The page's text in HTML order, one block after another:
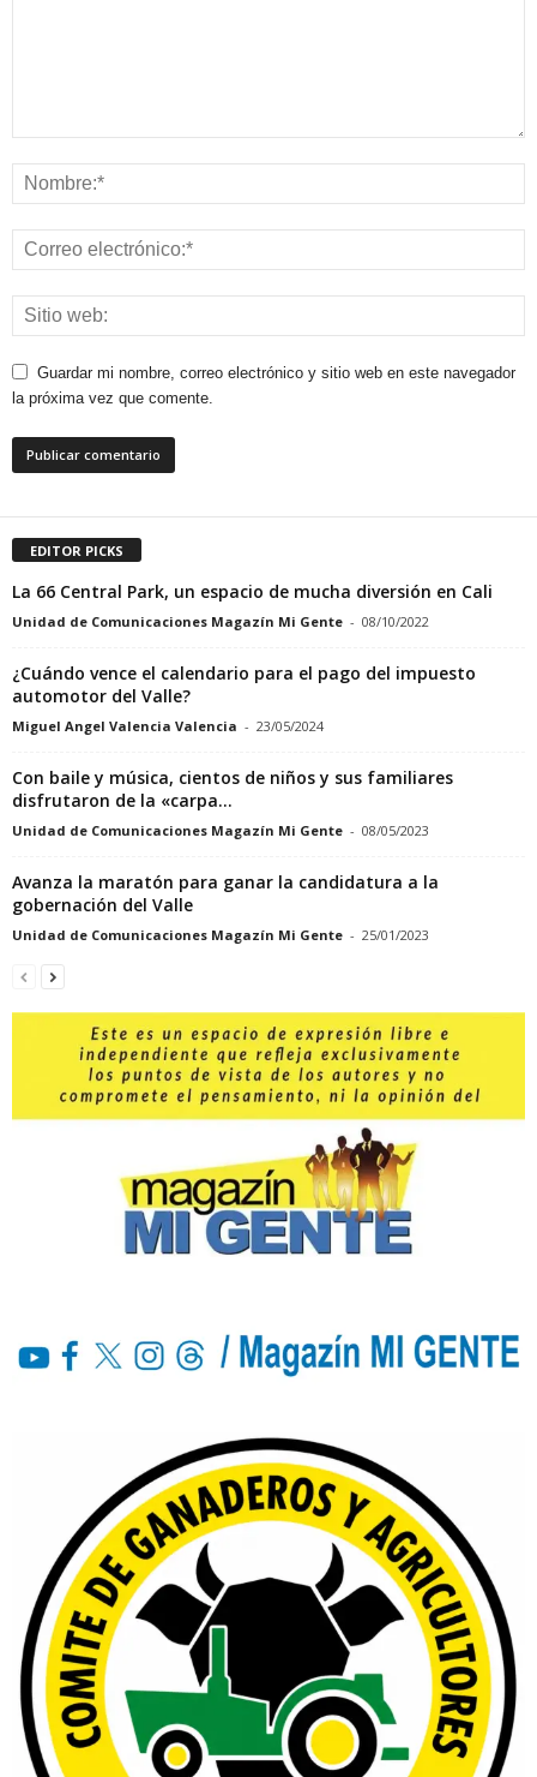
Guardar mi nombre, correo electrónico y sitio web en este navegador
la próxima vez que comente.
EDITOR PICKS
La 66 Central Park, un espacio de mucha diversión en Cali
Unidad de Comunicaciones Magazín Mi Gente - 08/10/2022
¿Cuándo vence el calendario para el pago del impuesto
automotor del Valle?
Miguel Angel Valencia Valencia - 23/05/2024
Con baile y música, cientos de niños y sus familiares
disfrutaron de la «carpa...
Unidad de Comunicaciones Magazín Mi Gente - 08/05/2023
Avanza la maratón para ganar la candidatura a la
gobernación del Valle
Unidad de Comunicaciones Magazín Mi Gente - 25/01/2023